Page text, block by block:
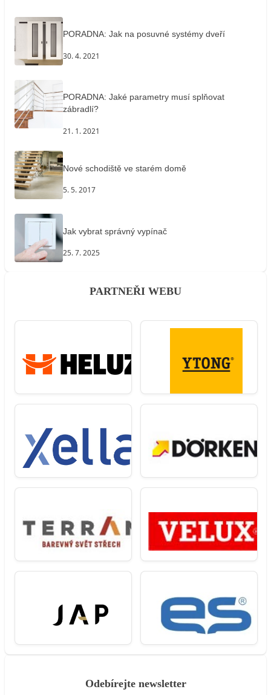
PORADNA: Jak na posuvné systémy dveří
30. 4. 2021
PORADNA: Jaké parametry musí splňovat
zábradlí?
21. 1. 2021
Nové schodiště ve starém domě
5. 5. 2017
Jak vybrat správný vypínač
25. 7. 2025
PARTNEŘI WEBU
Odebírejte newsletter